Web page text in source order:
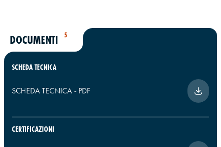
DOCUMENTI 5
SCHEDA TECNICA
SCHEDA TECNICA - PDF
CERTIFICAZIONI